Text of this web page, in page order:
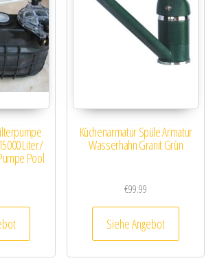
Liter/
Pool
Küchenarmatur Spüle Armatur
Wasserhahn Granit Grün
€99.99
Siehe Angebot